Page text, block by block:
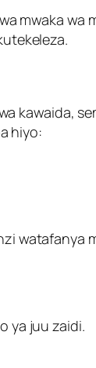
mwaka wa
kawaida,
hiyo:
watafanya
ya juu zaidi.